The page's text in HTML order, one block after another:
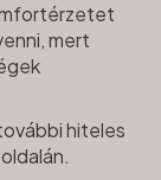
mert
hiteles
oldalán.